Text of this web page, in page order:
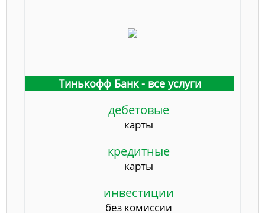
Тинькофф Банк - все услуги
дебетовые
карты
кредитные
карты
инвестиции
без комиссии